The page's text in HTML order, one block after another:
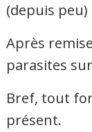
(depuis peu)
Après
parasites
Bref, tout
présent.